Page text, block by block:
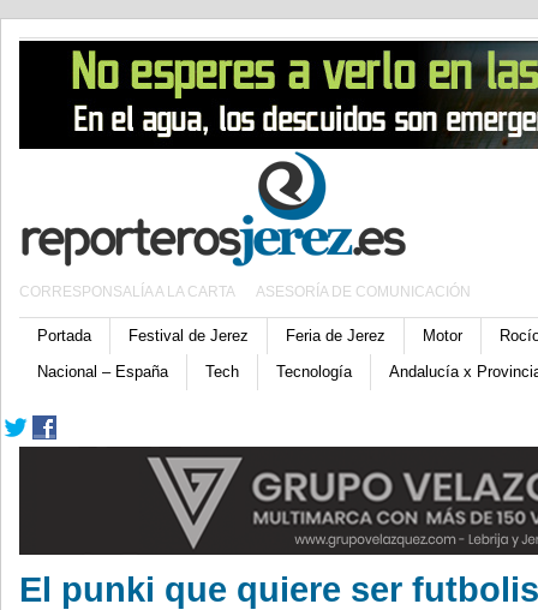
CORRESPONSALÍA A LA CARTA ASESORÍA DE COMUNICACIÓN
Portada Festival de Jerez Feria de Jerez Motor
Nacional – España
Tech Tecnología Andalucía x
El punki que quiere ser